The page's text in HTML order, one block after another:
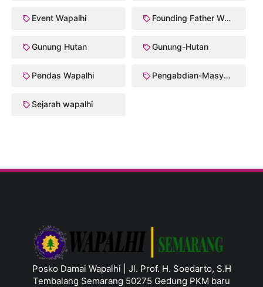
Event Wapalhi Founding Father Walhi/Wapalhi
Gunung Hutan Gunung-Hutan
Pendas Wapalhi Pengabdian-Masyarakat
Sejarah wapalhi
Posko Damai Wapalhi | Jl. Prof. H. Soedarto, S.H
Tembalang Semarang 50275 Gedung PKM baru